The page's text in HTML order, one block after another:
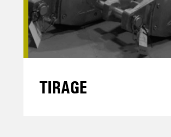
TIRAGE